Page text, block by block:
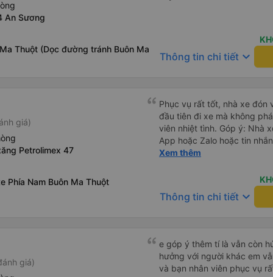
An Sương
Thuột (Dọc đường tránh Buôn Ma
Thông tin chi tiết keyboard_arrow_down
giá)
Petrolimex 47
Phía Nam Buôn Ma Thuột
Phục vụ rất tốt, nhà xe đón
đầu tiên đi xe mà không
viên nhiệt tình. Góp ý: Nhà
App hoặc Zalo hoặc tin
hành khách yên tâm đặc
Xem thêm
Thông tin chi tiết keyboard_arrow_down
giá)
e góp ý thêm tí là vẫn còn
hưởng với người khác em vẫn đánh giá về chất lượng nhà xe
và bạn nhân viên phục vụ